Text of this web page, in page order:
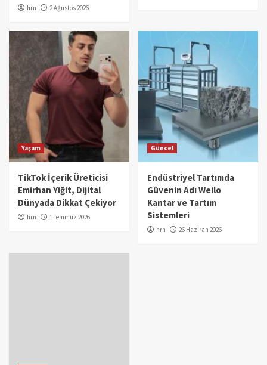
hrn 2 Ağustos 2026
Yaşam
TikTok İçerik Üreticisi
Emirhan Yiğit, Dijital
Dünyada Dikkat Çekiyor
hrn 1 Temmuz 2026
Güncel
Endüstriyel Tartımda
Güvenin Adı Weilo
Kantar ve Tartım
Sistemleri
hrn 26 Haziran 2026